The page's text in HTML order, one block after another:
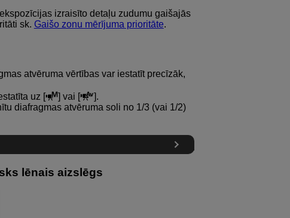
izraisīto detaļu zudumu gaišajās
sk. Gaišo zonu mērījuma prioritāte.
atvēruma vērtības var iestatīt precīzāk,
uz [
] vai [
].
diafragmas atvēruma soli no 1/3 (vai 1/2)
lēnais aizslēgs